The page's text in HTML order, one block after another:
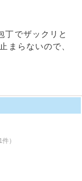
丁でザックリと
まらないので、
）